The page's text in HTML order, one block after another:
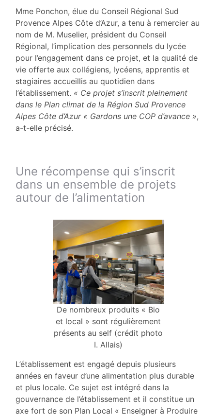
Mme Ponchon, élue du Conseil Régional Sud
Provence Alpes Côte d’Azur, a tenu à remercier au
nom de M. Muselier, président du Conseil
Régional, l’implication des personnels du lycée
pour l’engagement dans ce projet, et la qualité de
vie offerte aux collégiens, lycéens, apprentis et
stagiaires accueillis au quotidien dans
l’établissement. « Ce projet s’inscrit pleinement
dans le Plan climat de la Région Sud Provence
Alpes Côte d’Azur « Gardons une COP d’avance »,
a-t-elle précisé.
Une récompense qui s’inscrit
dans un ensemble de projets
autour de l’alimentation
De nombreux produits « Bio
et local » sont régulièrement
présents au self (crédit photo
I. Allais)
L’établissement est engagé depuis plusieurs
années en faveur d’une alimentation plus durable
et plus locale. Ce sujet est intégré dans la
gouvernance de l’établissement et il constitue un
axe fort de son Plan Local « Enseigner à Produire